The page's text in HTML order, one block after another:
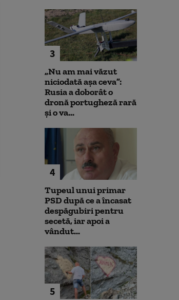
3
„Nu am mai văzut
niciodată așa ceva”:
Rusia a doborât o
dronă portugheză rară
și o va...
4
Tupeul unui primar
PSD după ce a încasat
despăgubiri pentru
secetă, iar apoi a
vândut...
5